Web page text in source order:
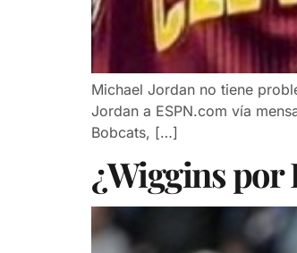
Michael Jordan no tiene
Jordan a ESPN.com vía
Bobcats, […]
¿Wiggins por